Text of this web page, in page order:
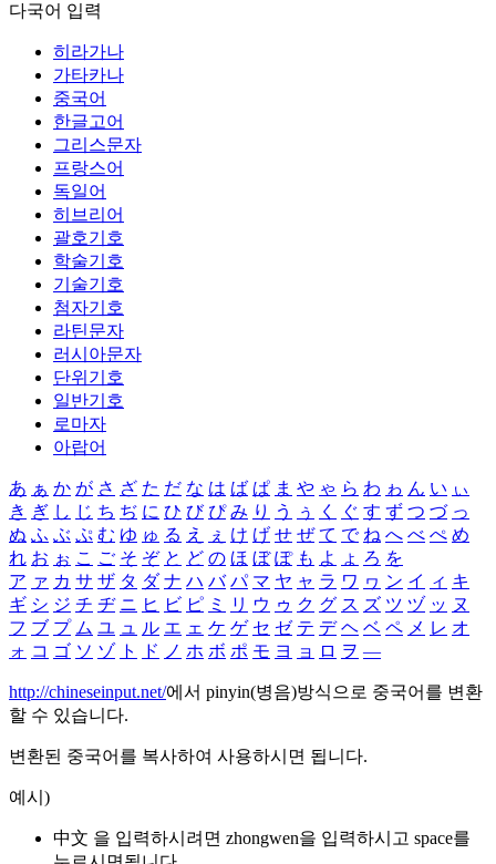
다국어 입력
히라가나
가타카나
중국어
한글고어
그리스문자
프랑스어
독일어
히브리어
괄호기호
학술기호
기술기호
첨자기호
라틴문자
러시아문자
단위기호
일반기호
로마자
아랍어
あ ぁ か が さ ざ た だ な は ば ぱ ま や ゃ ら わ ゎ ん い ぃ
き ぎ し じ ち ぢ に ひ び ぴ み り う ぅ く ぐ す ず つ づ っ
ぬ ふ ぶ ぷ む ゆ ゅ る え ぇ け げ せ ぜ て で ね へ べ ぺ め
れ お ぉ こ ご そ ぞ と ど の ほ ぼ ぽ も よ ょ ろ を
ア ァ カ サ ザ タ ダ ナ ハ バ パ マ ヤ ャ ラ ワ ヮ ン イ ィ キ
ギ シ ジ チ ヂ ニ ヒ ビ ピ ミ リ ウ ゥ ク グ ス ズ ツ ヅ ッ ヌ
フ ブ プ ム ユ ュ ル エ ェ ケ ゲ セ ゼ テ デ ヘ ベ ペ メ レ オ
ォ コ ゴ ソ ゾ ト ド ノ ホ ボ ポ モ ヨ ョ ロ ヲ ―
http://chineseinput.net/에서 pinyin(병음)방식으로 중국어를 변환
할 수 있습니다.
변환된 중국어를 복사하여 사용하시면 됩니다.
예시)
中文 을 입력하시려면 zhongwen을 입력하시고 space를